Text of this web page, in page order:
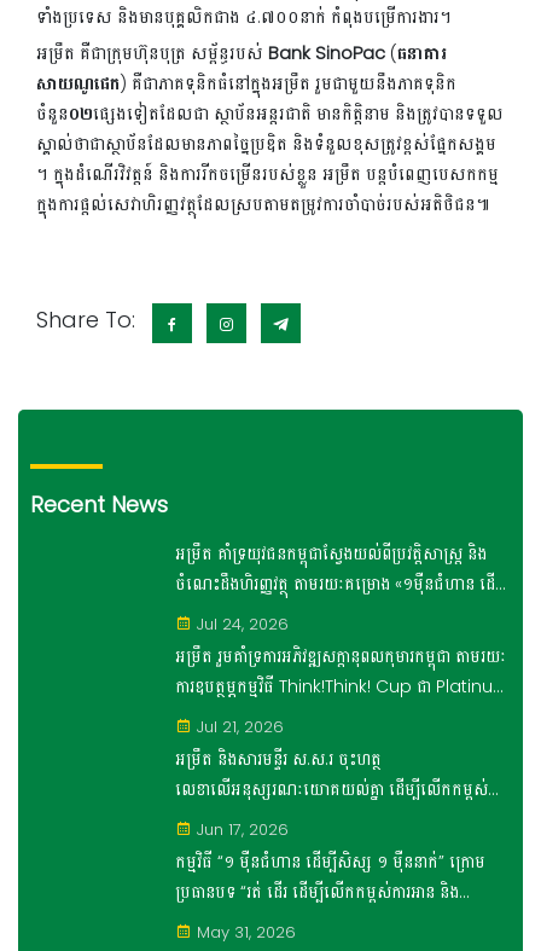
ទាំងប្រទេស និងមានបុគ្គលិកជាង ៤.៧០០នាក់ កំពុងបម្រើការងារ។
អម្រឹត គឺជាក្រុមហ៊ុនបុត្រ សម្ព័ន្ធរបស់ Bank SinoPac (ធនាគារ
សាយណូផេក) គឺជាភាគទុនិកធំនៅក្នុងអម្រឹត រួមជាមួយនឹងភាគទុនិក
ចំនួន០២ផ្សេងទៀតដែលជា ស្ថាប័នអន្តរជាតិ មានកិត្តិនាម និងត្រូវបានទទួល
ស្គាល់ថាជាស្ថាប័នដែលមានភាពច្នៃប្រឌិត និងទំនួលខុសត្រូវខ្ពស់ផ្នែកសង្គម
។ ក្នុងដំណើរវិវត្តន៍ និងការរីកចម្រើនរបស់ខ្លួន អម្រឹត បន្តបំពេញបេសកកម្ម
ក្នុងការផ្តល់សេវាហិរញ្ញវត្ថុដែលស្របតាមតម្រូវការចាំបាច់របស់អតិថិជន៕
Share To:
Recent News
អម្រឹត គាំទ្រយុវជនកម្ពុជាស្វែងយល់ពីប្រវត្តិសាស្រ្ត និង
ចំណេះដឹងហិរញ្ញវត្ថុ តាមរយៈគម្រោង «១ម៉ឺនជំហាន ដើម្បី
សិស្ស១ម៉ឺននាក់»
Jul 24, 2026
អម្រឹត រួមគាំទ្រការអភិវឌ្ឍសក្តានុពលកុមារកម្ពុជា តាមរយៈ
ការឧបត្ថម្ភកម្មវិធី Think!Think! Cup ជា Platinum
Sponsor
Jul 21, 2026
អម្រឹត និងសារមន្ទីរ ស.ស.រ ចុះហត្ថ
លេខាលើអនុស្សរណៈយោគយល់គ្នា ដើម្បីលើកកម្ពស់
ចំណេះដឹងផ្នែកប្រវត្តិសេដ្ឋកិច្ច និង រូបិយវត្ថុខ្មែរ
សម្រាប់រយៈពេល ៣ ឆ្នាំ
Jun 17, 2026
កម្មវិធី “១ ម៉ឺនជំហាន ដើម្បីសិស្ស ១ ម៉ឺននាក់” ក្រោម
ប្រធានបទ “រត់ ដើរ ដើម្បីលើកកម្ពស់ការអាន និង
សារមន្ទីរ ស.ស.រ” ប្រព្រឹត្តទៅដោយជោគជ័យ
May 31, 2026